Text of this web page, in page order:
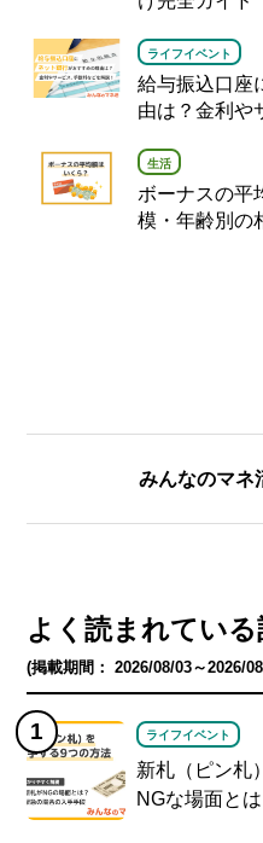
ライフイベント
給与振込口座
由は？金利や
生活
ボーナスの平
模・年齢別の
みんなのマネ
よく読まれている
(掲載期間： 2026/08/03～2026/
ライフイベント
新札（ピン札
NGな場面とは